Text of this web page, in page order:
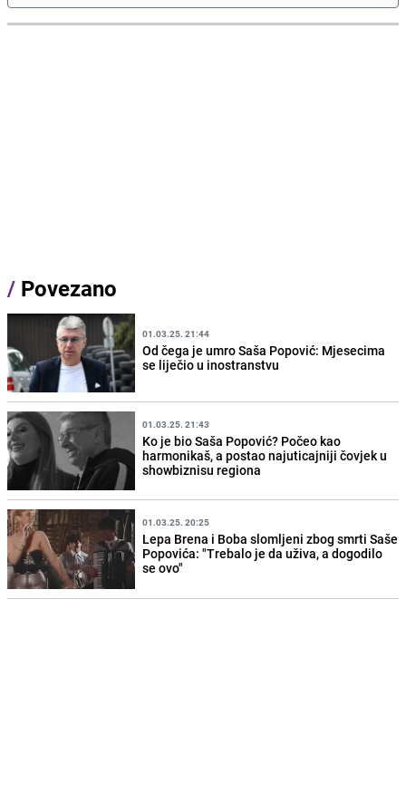
/ Povezano
01.03.25. 21:44
Od čega je umro Saša Popović: Mjesecima
se liječio u inostranstvu
01.03.25. 21:43
Ko je bio Saša Popović? Počeo kao
harmonikaš, a postao najuticajniji čovjek u
showbiznisu regiona
01.03.25. 20:25
Lepa Brena i Boba slomljeni zbog smrti Saše
Popovića: "Trebalo je da uživa, a dogodilo
se ovo"